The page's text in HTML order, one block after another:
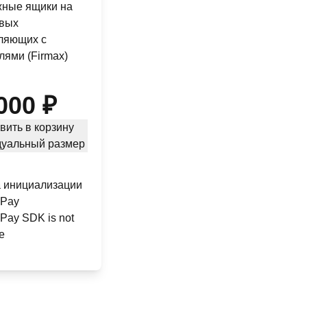
ящики на
с
(Firmax)
₽
в корзину
размер
SDK is not